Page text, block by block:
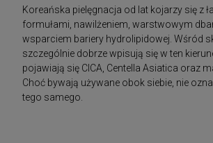
Koreańska pielęgnacja od lat kojarzy się z
formułami, nawilżeniem, warstwowym
wsparciem bariery hydrolipidowej. Wśród
szczególnie dobrze wpisują się w ten
pojawiają się CICA, Centella Asiatica oraz
Choć bywają używane obok siebie, nie
tego samego.